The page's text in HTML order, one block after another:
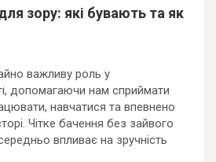
зору: які бувають та як
важливу роль у
допомагаючи нам сприймати
навчатися та впевнено
Чітке бачення без зайвого
впливає на зручність